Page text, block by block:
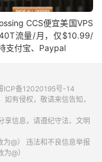
CCS便宜美国VPS
流量/月，仅$10.99/
支付宝、Paypal
ICP备12020195号-14
有侵权，敬请来信告知，
享信息，请遵纪守法、文明
@） 违法和不良信息举报
@）